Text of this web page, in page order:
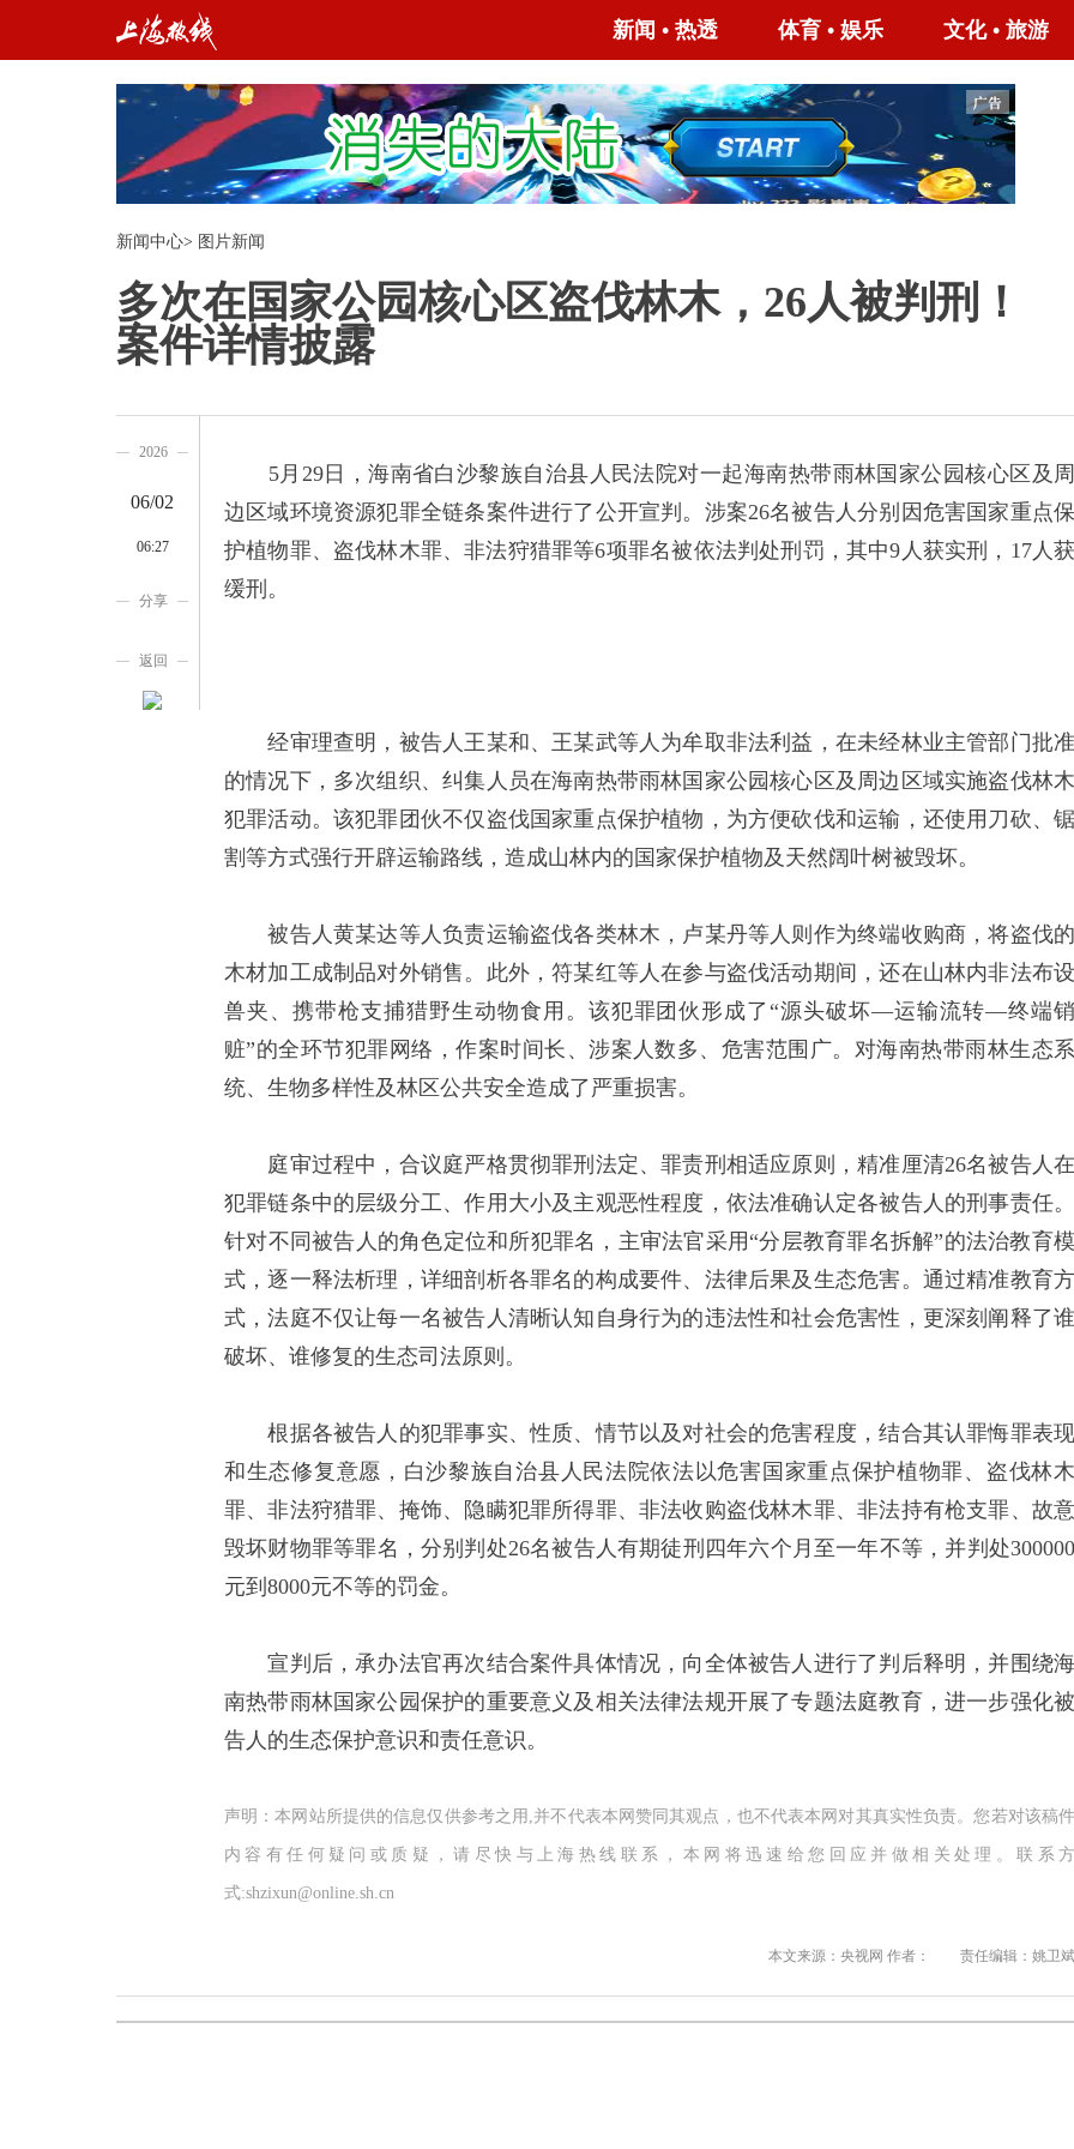
新闻 • 热透 体育 • 娱乐 文化• 旅游
新闻中心> 图片新闻
多次在国家公园核心区盗伐林木，26人被判刑！
案件详情披露
2026
06/02
06:27
分享
返回
5月29日，海南省白沙黎族自治县人民法院对一起海南热带雨林国家公园核心区及周
边区域环境资源犯罪全链条案件进行了公开宣判。涉案26名被告人分别因危害国家重点保
护植物罪、盗伐林木罪、非法狩猎罪等6项罪名被依法判处刑罚，其中9人获实刑，17人获
缓刑。
经审理查明，被告人王某和、王某武等人为牟取非法利益，在未经林业主管部门批准
的情况下，多次组织、纠集人员在海南热带雨林国家公园核心区及周边区域实施盗伐林木
犯罪活动。该犯罪团伙不仅盗伐国家重点保护植物，为方便砍伐和运输，还使用刀砍、锯
割等方式强行开辟运输路线，造成山林内的国家保护植物及天然阔叶树被毁坏。
被告人黄某达等人负责运输盗伐各类林木，卢某丹等人则作为终端收购商，将盗伐的
木材加工成制品对外销售。此外，符某红等人在参与盗伐活动期间，还在山林内非法布设
兽夹、携带枪支捕猎野生动物食用。该犯罪团伙形成了“源头破坏—运输流转—终端销
赃”的全环节犯罪网络，作案时间长、涉案人数多、危害范围广。对海南热带雨林生态系
统、生物多样性及林区公共安全造成了严重损害。
庭审过程中，合议庭严格贯彻罪刑法定、罪责刑相适应原则，精准厘清26名被告人在
犯罪链条中的层级分工、作用大小及主观恶性程度，依法准确认定各被告人的刑事责任。
针对不同被告人的角色定位和所犯罪名，主审法官采用“分层教育罪名拆解”的法治教育模
式，逐一释法析理，详细剖析各罪名的构成要件、法律后果及生态危害。通过精准教育方
式，法庭不仅让每一名被告人清晰认知自身行为的违法性和社会危害性，更深刻阐释了谁
破坏、谁修复的生态司法原则。
根据各被告人的犯罪事实、性质、情节以及对社会的危害程度，结合其认罪悔罪表现
和生态修复意愿，白沙黎族自治县人民法院依法以危害国家重点保护植物罪、盗伐林木
罪、非法狩猎罪、掩饰、隐瞒犯罪所得罪、非法收购盗伐林木罪、非法持有枪支罪、故意
毁坏财物罪等罪名，分别判处26名被告人有期徒刑四年六个月至一年不等，并判处300000
元到8000元不等的罚金。
宣判后，承办法官再次结合案件具体情况，向全体被告人进行了判后释明，并围绕海
南热带雨林国家公园保护的重要意义及相关法律法规开展了专题法庭教育，进一步强化被
告人的生态保护意识和责任意识。
声明：本网站所提供的信息仅供参考之用,并不代表本网赞同其观点，也不代表本网对其真实性负责。您若对该稿件
内容有任何疑问或质疑，请尽快与上海热线联系，本网将迅速给您回应并做相关处理。联系方
式:shzixun@online.sh.cn
本文来源：央视网 作者： 责任编辑：姚卫斌